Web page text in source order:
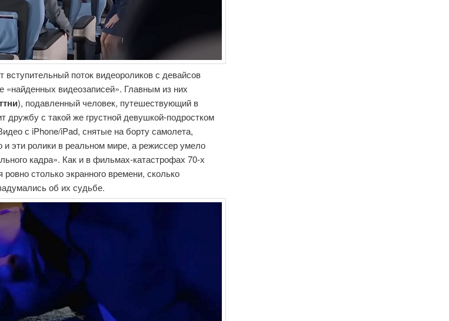
вступительный поток видеороликов с девайсов
«найденных видеозаписей». Главным из них
), подавленный человек, путешествующий в
дружбу с такой же грустной девушкой-подростком
с iPhone/iPad, снятые на борту самолета,
и эти ролики в реальном мире, а режиссер умело
кадра». Как и в фильмах-катастрофах 70-х
столько экранного времени, сколько
об их судьбе.